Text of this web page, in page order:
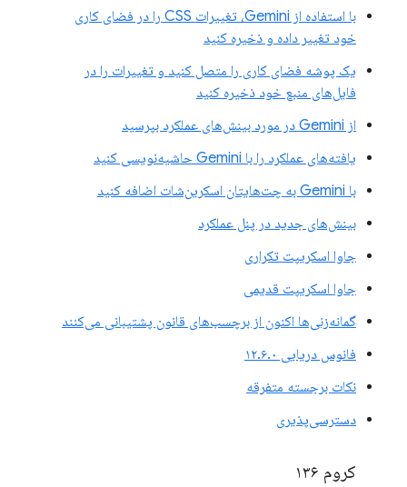
با استفاده از Gemini، تغییرات CSS را در فضای کاری
خود تغییر داده و ذخیره کنید
یک پوشه فضای کاری را متصل کنید و تغییرات را در
فایل‌های منبع خود ذخیره کنید
از Gemini در مورد بینش‌های عملکرد بپرسید
یافته‌های عملکرد را با Gemini حاشیه‌نویسی کنید
با Gemini به چت‌هایتان اسکرین‌شات اضافه کنید
بینش‌های جدید در پنل عملکرد
جاوا اسکریپت تکراری
جاوا اسکریپت قدیمی
گمانه‌زنی‌ها اکنون از برچسب‌های قانون پشتیبانی می‌کنند
فانوس دریایی ۱۲.۶.۰
نکات برجسته متفرقه
دسترسی‌پذیری
کروم ۱۳۶